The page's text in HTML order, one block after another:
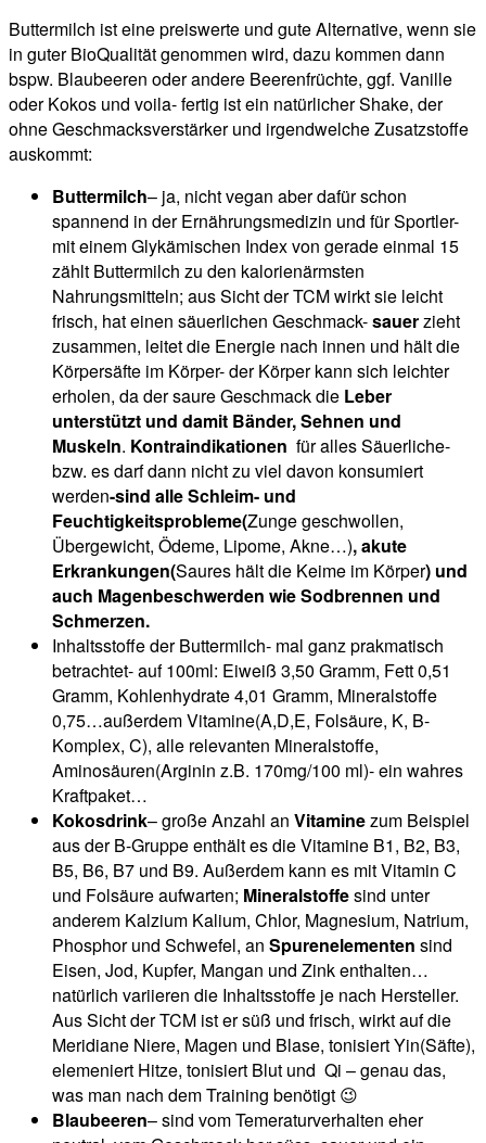
Buttermilch ist eine preiswerte und gute Alternative, wenn sie
in guter BioQualität genommen wird, dazu kommen dann
bspw. Blaubeeren oder andere Beerenfrüchte, ggf. Vanille
oder Kokos und voila- fertig ist ein natürlicher Shake, der
ohne Geschmacksverstärker und irgendwelche Zusatzstoffe
auskommt:
Buttermilch– ja, nicht vegan aber dafür schon
spannend in der Ernährungsmedizin und für Sportler-
mit einem Glykämischen Index von gerade einmal 15
zählt Buttermilch zu den kalorienärmsten
Nahrungsmitteln; aus Sicht der TCM wirkt sie leicht
frisch, hat einen säuerlichen Geschmack-sauerzieht
zusammen, leitet die Energie nach innen und hält die
Körpersäfte im Körper- der Körper kann sich leichter
erholen, da der saure Geschmack die Leber
unterstützt und damit Bänder, Sehnen und
Muskeln. Kontraindikationen für alles Säuerliche-
bzw. es darf dann nicht zu viel davon konsumiert
werden-sind alle Schleim- und
Feuchtigkeitsprobleme(Zunge geschwollen,
Übergewicht, Ödeme, Lipome, Akne…), akute
Erkrankungen(Saures hält die Keime im Körper) und
auch Magenbeschwerden wie Sodbrennen und
Schmerzen.
Inhaltsstoffe der Buttermilch- mal ganz prakmatisch
betrachtet- auf 100ml: Eiweiß 3,50 Gramm, Fett 0,51
Gramm, Kohlenhydrate 4,01 Gramm, Mineralstoffe
0,75…außerdem Vitamine(A,D,E, Folsäure, K, B-
Komplex, C), alle relevanten Mineralstoffe,
Aminosäuren(Arginin z.B. 170mg/100 ml)- ein wahres
Kraftpaket…
Kokosdrink– große Anzahl an Vitaminezum Beispiel
aus der B-Gruppe enthält es die Vitamine B1, B2, B3,
B5, B6, B7 und B9. Außerdem kann es mit Vitamin C
und Folsäure aufwarten; Mineralstoffesind unter
anderem Kalzium Kalium, Chlor, Magnesium, Natrium,
Phosphor und Schwefel, an Spurenelementen sind
Eisen, Jod, Kupfer, Mangan und Zink enthalten…
natürlich variieren die Inhaltsstoffe je nach Hersteller.
Aus Sicht der TCM ist er süß und frisch, wirkt auf die
Meridiane Niere, Magen und Blase, tonisiert Yin(Säfte),
elemeniert Hitze, tonisiert Blut und Qi – genau das,
was man nach dem Training benötigt 😉
Blaubeeren– sind vom Temeraturverhalten eher